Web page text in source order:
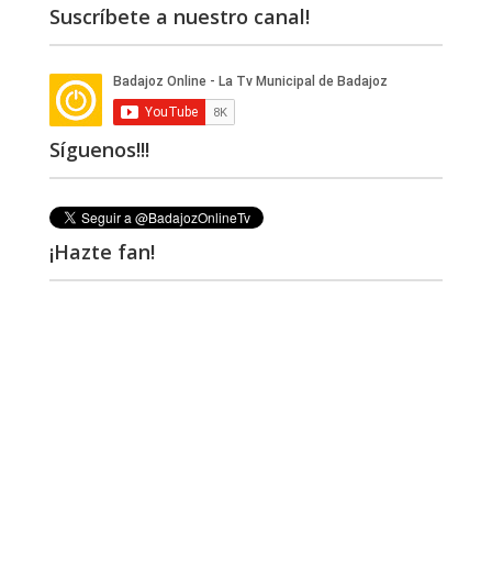
Suscríbete a nuestro canal!
Síguenos!!!
¡Hazte fan!